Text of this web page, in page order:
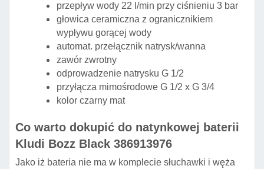
przepływ wody 22 l/min przy ciśnieniu 3 bar
głowica ceramiczna z ogranicznikiem
wypływu gorącej wody
automat. przełącznik natrysk/wanna
zawór zwrotny
odprowadzenie natrysku G 1/2
przyłącza mimośrodowe G 1/2 x G 3/4
kolor czarny mat
Co warto dokupić do natynkowej baterii
Kludi Bozz Black 386913976
Jako iż bateria nie ma w komplecie słuchawki i węża